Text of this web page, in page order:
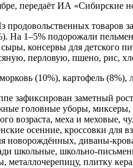
передаёт ИА «Сибирские
товаров
На 1–5% подорожали
консервы для детского
перловую, пшено, рис,
(10%), картофель (8%),
зафиксирован заметный
головные уборы,
возраста, меха и
осенние, кроссовки
новорождённых, диваны-
школьные, школьно-
металлочерепицу, плитку